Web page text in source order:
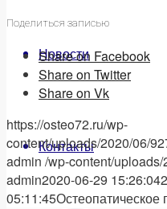
Новости
Контакты
Поделиться записью
Share on Facebook
Share on Twitter
Share on Vk
https://osteo72.ru/wp-
content/uploads/2020/06/
admin /wp-content/
admin2020-06-29 15:26:04
05:11:45